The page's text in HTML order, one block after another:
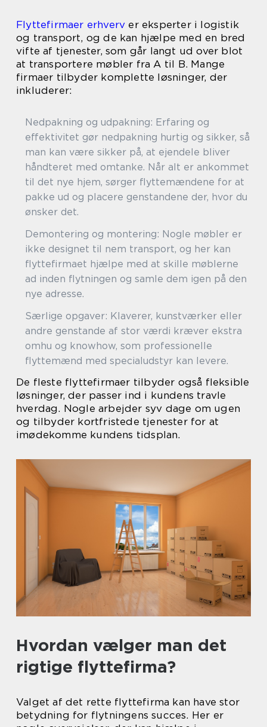
Flyttefirmaer erhverv er eksperter i logistik
og transport, og de kan hjælpe med en bred
vifte af tjenester, som går langt ud over blot
at transportere møbler fra A til B. Mange
firmaer tilbyder komplette løsninger, der
inkluderer:
Nedpakning og udpakning: Erfaring og
effektivitet gør nedpakning hurtig og sikker, så
man kan være sikker på, at ejendele bliver
håndteret med omtanke. Når alt er ankommet
til det nye hjem, sørger flyttemændene for at
pakke ud og placere genstandene der, hvor du
ønsker det.
Demontering og montering: Nogle møbler er
ikke designet til nem transport, og her kan
flyttefirmaet hjælpe med at skille møblerne
ad inden flytningen og samle dem igen på den
nye adresse.
Særlige opgaver: Klaverer, kunstværker eller
andre genstande af stor værdi kræver ekstra
omhu og knowhow, som professionelle
flyttemænd med specialudstyr kan levere.
De fleste flyttefirmaer tilbyder også fleksible
løsninger, der passer ind i kundens travle
hverdag. Nogle arbejder syv dage om ugen
og tilbyder kortfristede tjenester for at
imødekomme kundens tidsplan.
Hvordan vælger man det
rigtige flyttefirma?
Valget af det rette flyttefirma kan have stor
betydning for flytningens succes. Her er